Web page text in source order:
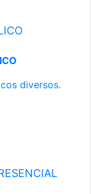
diversos.